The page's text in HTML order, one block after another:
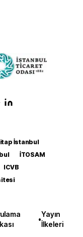
İstanbul
İTOSAM
ICVB
•
Yayın
İlkeleri